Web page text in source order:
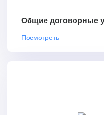
Общие договорные
Посмотреть